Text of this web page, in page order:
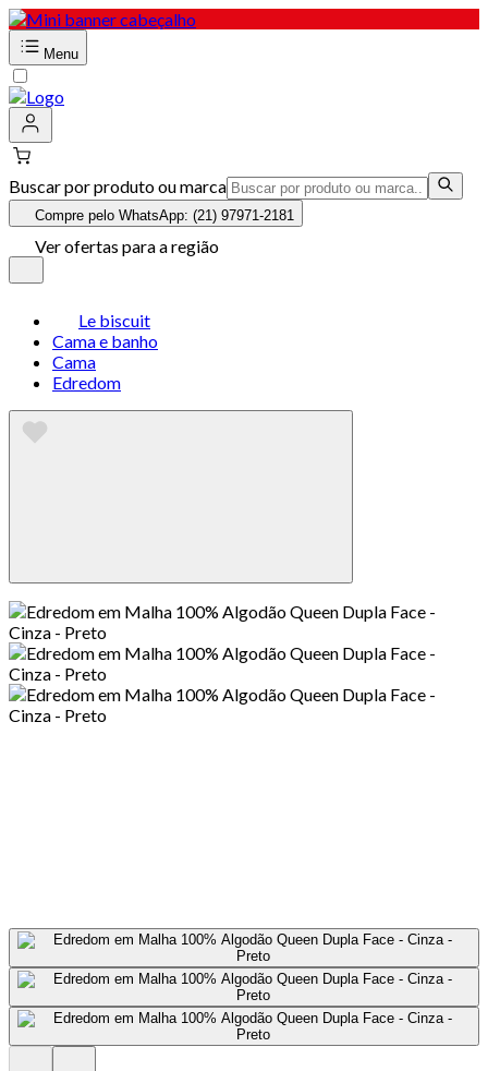
Menu
Buscar por produto ou marca
Compre pelo WhatsApp: (21) 97971-2181
Ver ofertas para a região
Le biscuit
Cama e banho
Cama
Edredom